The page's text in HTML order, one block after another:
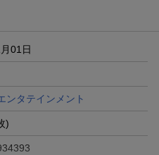
01日
ンタテインメント
)